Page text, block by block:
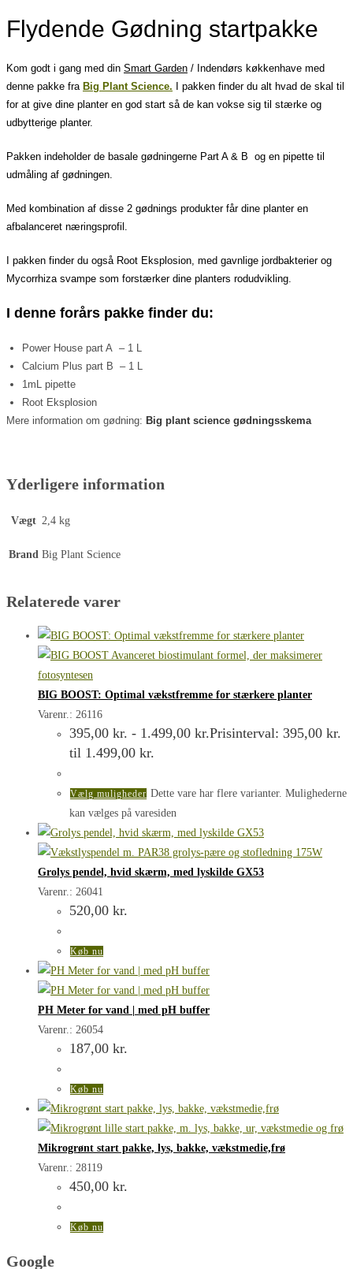
Flydende Gødning startpakke
Kom godt i gang med din Smart Garden / Indendørs køkkenhave med
denne pakke fra Big Plant Science. I pakken finder du alt hvad de skal til
for at give dine planter en god start så de kan vokse sig til stærke og
udbytterige planter.
Pakken indeholder de basale gødningerne Part A & B og en pipette til
udmåling af gødningen.
Med kombination af disse 2 gødnings produkter får dine planter en
afbalanceret næringsprofil.
I pakken finder du også Root Eksplosion, med gavnlige jordbakterier og
Mycorrhiza svampe som forstærker dine planters rodudvikling.
I denne forårs pakke finder du:
Power House part A – 1 L
Calcium Plus part B – 1 L
1mL pipette
Root Eksplosion
Mere information om gødning: Big plant science gødningsskema
Yderligere information
Vægt 2,4 kg
Brand Big Plant Science
Relaterede varer
BIG BOOST: Optimal vækstfremme for stærkere planter
Varenr.: 26116
395,00 kr. - 1.499,00 kr.Prisinterval: 395,00 kr.
til 1.499,00 kr.
Vælg muligheder Dette vare har flere varianter. Mulighederne
kan vælges på varesiden
Grolys pendel, hvid skærm, med lyskilde GX53
Varenr.: 26041
520,00 kr.
Køb nu
PH Meter for vand | med pH buffer
Varenr.: 26054
187,00 kr.
Køb nu
Mikrogrønt start pakke, lys, bakke, vækstmedie,frø
Varenr.: 28119
450,00 kr.
Køb nu
Google